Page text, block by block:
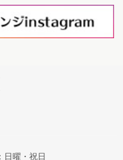
日曜・祝日